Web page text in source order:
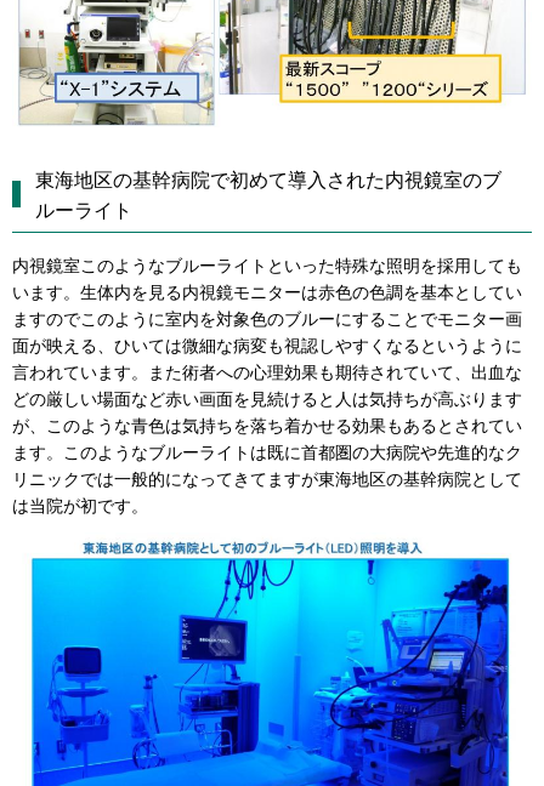
東海地区の基幹病院で初めて導入された内視鏡室のブ
ルーライト
内視鏡室このようなブルーライトといった特殊な照明を採用しても
います。生体内を見る内視鏡モニターは赤色の色調を基本としてい
ますのでこのように室内を対象色のブルーにすることでモニター画
面が映える、ひいては微細な病変も視認しやすくなるというように
言われています。また術者への心理効果も期待されていて、出血な
どの厳しい場面など赤い画面を見続けると人は気持ちが高ぶります
が、このような青色は気持ちを落ち着かせる効果もあるとされてい
ます。このようなブルーライトは既に首都圏の大病院や先進的なク
リニックでは一般的になってきてますが東海地区の基幹病院として
は当院が初です。